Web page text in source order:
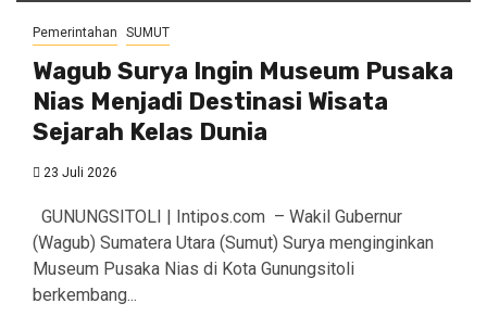
Pemerintahan SUMUT
Wagub Surya Ingin Museum Pusaka
Nias Menjadi Destinasi Wisata
Sejarah Kelas Dunia
23 Juli 2026
GUNUNGSITOLI | Intipos.com – Wakil Gubernur
(Wagub) Sumatera Utara (Sumut) Surya menginginkan
Museum Pusaka Nias di Kota Gunungsitoli
berkembang...